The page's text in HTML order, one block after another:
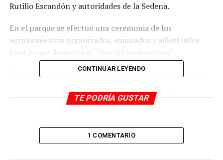
Rutilio Escandón y autoridades de la Sedena.
En el parque se efectuó una ceremonia de los
agrupamientos organizados, equipados y adiestrados
En su discurso, Garduño dijo que al Gobierno mexicano
salvoconducto del tránsito para llegar hasta el norte del
“En las últimas semanas, en colaboración con el DIF, se
han atendido a 4 mil menores acompañados y no
CONTINUAR LEYENDO
TE PODRÍA GUSTAR
1 COMENTARIO